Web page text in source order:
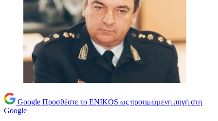
Google Προσθέστε το ENIKOS ως προτιμώμενη πηγή στη
Google